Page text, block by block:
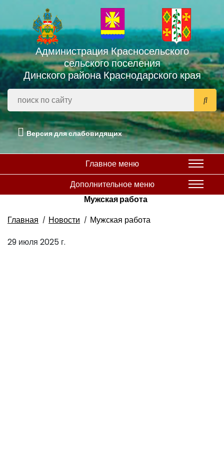
Администрация Красносельского
сельского поселения
Динского района Краснодарского края
Версия для слабовидящих
Главное меню
Дополнительное меню
Мужская работа
Главная
Новости
Мужская работа
29 июля 2025 г.